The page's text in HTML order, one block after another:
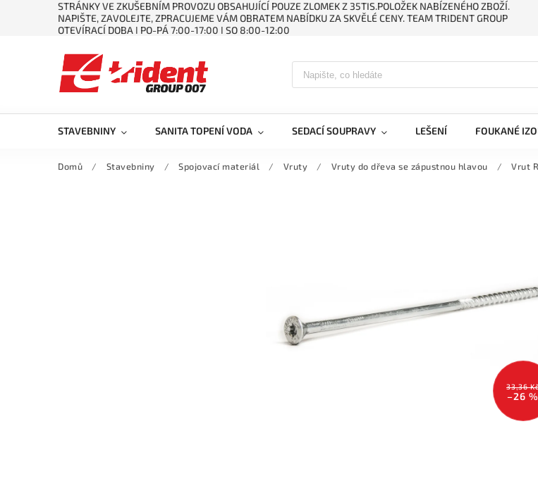
STRÁNKY VE ZKUŠEBNÍM PROVOZU OBSAHUJÍCÍ POUZE ZLOMEK Z 35TIS.POLOŽEK NABÍZENÉHO ZBOŽÍ.
NAPIŠTE, ZAVOLEJTE, ZPRACUJEME VÁM OBRATEM NABÍDKU ZA SKVĚLÉ CENY. TEAM TRIDENT GROUP
OTEVÍRACÍ DOBA ǀ PO-PÁ 7:00-17:00 ǀ SO 8:00-12:00
STAVEBNINY SANITA TOPENÍ VODA SEDACÍ SOUPRAVY LEŠENÍ FOUKANÉ
Domů / Stavebniny / Spojovací materiál / Vruty / Vruty do dřeva se zápustnou hlavou / Vrut
33,36
–26 %